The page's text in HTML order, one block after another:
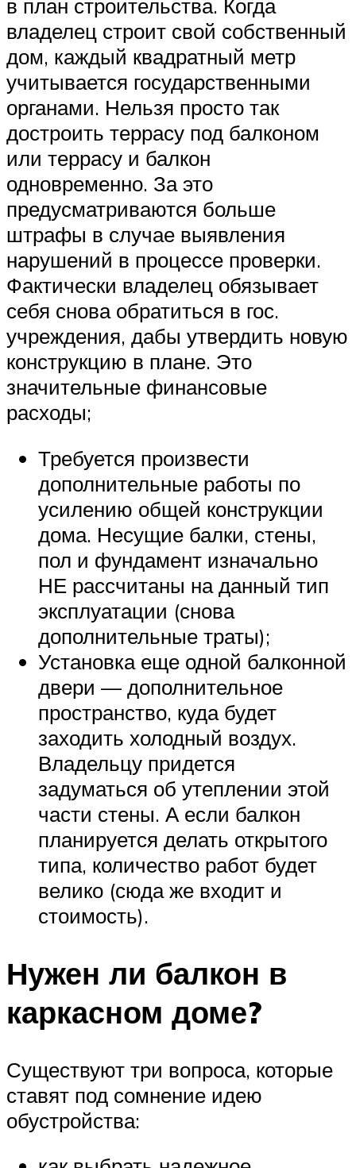
в план строительства. Когда
владелец строит свой собственный
дом, каждый квадратный метр
учитывается государственными
органами. Нельзя просто так
достроить террасу под балконом
или террасу и балкон
одновременно. За это
предусматриваются больше
штрафы в случае выявления
нарушений в процессе проверки.
Фактически владелец обязывает
себя снова обратиться в гос.
учреждения, дабы утвердить новую
конструкцию в плане. Это
значительные финансовые
расходы;
Требуется произвести
дополнительные работы по
усилению общей конструкции
дома. Несущие балки, стены,
пол и фундамент изначально
НЕ рассчитаны на данный тип
эксплуатации (снова
дополнительные траты);
Установка еще одной балконной
двери — дополнительное
пространство, куда будет
заходить холодный воздух.
Владельцу придется
задуматься об утеплении этой
части стены. А если балкон
планируется делать открытого
типа, количество работ будет
велико (сюда же входит и
стоимость).
Нужен ли балкон в
каркасном доме?
Существуют три вопроса, которые
ставят под сомнение идею
обустройства: